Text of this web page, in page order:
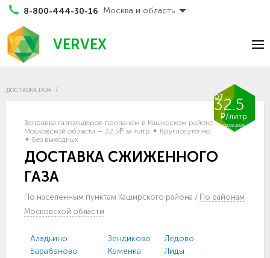
8-800-444-30-16 Москва и область
VERVEX
ДОСТАВКА ГАЗА
от
32.5
₽/литр
08.08.2026
ДОСТАВКА СЖИЖЕННОГО
ГАЗА
Заправка газгольдеров пропаном в Каширском районе
Московской области — 32.5₽ за литр ✦ Круглосуточно
✦ Без выходных
По населённым пунктам Каширского района / По районам
Московской области
Аладьино
Барабаново
Зендиково
Каменка
Ледово
Лиды